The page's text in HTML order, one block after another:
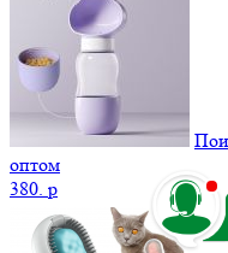
оптом
380. p b